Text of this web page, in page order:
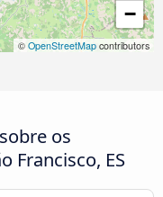
−
© OpenStreetMap contributors
os
Francisco, ES